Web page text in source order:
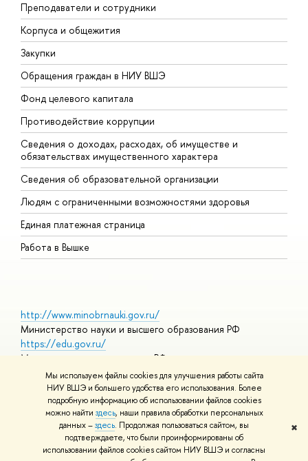
Мы используем файлы cookies для улучшения работы сайта
НИУ ВШЭ и большего удобства его использования. Более
подробную информацию об использовании файлов cookies
можно найти здесь, наши правила обработки персональных
данных –здесь. Продолжая пользоваться сайтом, вы
подтверждаете, что были проинформированы об
использовании файлов cookies сайтом НИУ ВШЭ и согласны
✖
Преподаватели и сотрудники
Корпуса и общежития
Закупки
Обращения граждан в НИУ ВШЭ
Фонд целевого капитала
Противодействие коррупции
Сведения о доходах, расходах, об имуществе и
обязательствах имущественного характера
Сведения об образовательной организации
Людям с ограниченными возможностями здоровья
Единая платежная страница
Работа в Вышке
http://www.minobrnauki.gov.ru/
Министерство науки и высшего образования РФ
https://edu.gov.ru/
Министерство просвещения РФ
https://elearning.hse.ru/mooc
Массовые открытые онлайн-курсы
© НИУ ВШЭ 1993–2026 Адреса и контактыУсловия
использования материалов Политика конфиденциальности